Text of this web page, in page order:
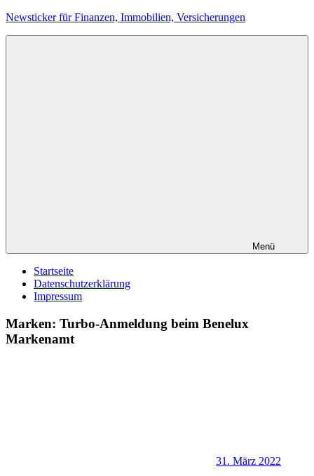
Zum
Newsticker für Finanzen, Immobilien, Versicherungen
Menü
Startseite
Datenschutzerklärung
Impressum
Marken: Turbo-Anmeldung beim Benelux
Markenamt
31. März 2022